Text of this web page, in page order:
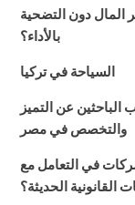
المال دون التضحية
بالأداء؟
السياحة في تركيا
الباحثين عن التميز
والتخصص في مصر
في التعامل مع
القانونية الحديثة؟